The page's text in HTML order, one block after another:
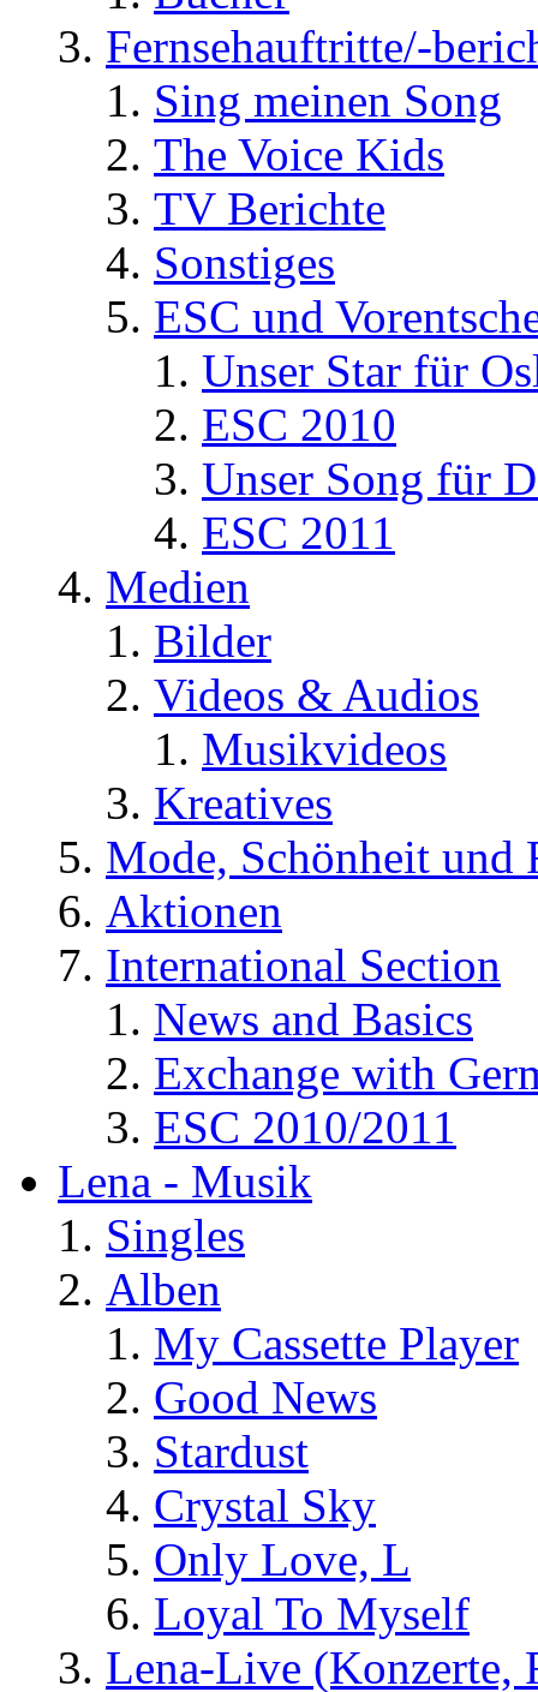
Fernsehauftritte/-
Sing meinen Song
The Voice Kids
TV Berichte
Sonstiges
ESC und
Unser Star für
ESC 2010
Unser Song für
ESC 2011
Medien
Bilder
Videos & Audios
Musikvideos
Kreatives
Mode, Schönheit und
Aktionen
International Section
News and Basics
Exchange with
ESC 2010/2011
Lena - Musik
Singles
Alben
My Cassette Player
Good News
Stardust
Crystal Sky
Only Love, L
Loyal To Myself
Lena-Live (Konzerte,